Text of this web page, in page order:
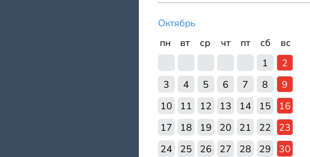
Октябрь
пн
вт ср чт пт сб
вс
1
2
3
4 5 6 7 8
9
10
11 12 13 14 15
16
17
18 19 20 21 22
23
24
25 26 27 28 29
30